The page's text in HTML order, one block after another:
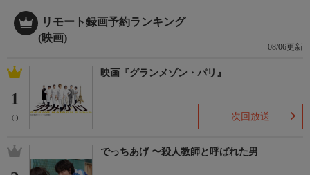
リモート録画予約ランキング
(映画)
08/06更新
1
(-)
映画『グランメゾン・パリ』
次回放送
でっちあげ 〜殺人教師と呼ばれた男